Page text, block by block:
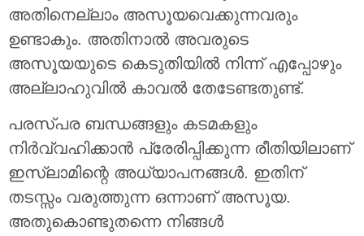
അതിനെല്ലാം അസൂയവെക്കുന്നവരും
ഉണ്ടാകും. അതിനാല്‍ അവരുടെ
അസൂയയുടെ കെടുതിയില്‍ നിന്ന് എപ്പോഴും
അല്ലാഹുവില്‍ കാവല്‍ തേടേണ്ടതുണ്ട്.
പരസ്പര ബന്ധങ്ങളും കടമകളും
നിര്‍വ്വഹിക്കാന്‍ പ്രേരിപ്പിക്കുന്ന രീതിയിലാണ്
ഇസ്‌ലാമിന്റെ അധ്യാപനങ്ങള്‍. ഇതിന്
തടസ്സം വരുത്തുന്ന ഒന്നാണ് അസൂയ.
അതുകൊണ്ടുതന്നെ നിങ്ങള്‍